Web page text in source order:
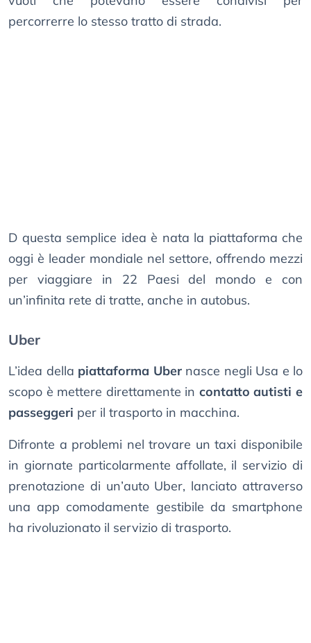
percorrerre lo stesso tratto di strada.
D questa semplice idea è nata la piattaforma che
oggi è leader mondiale nel settore, offrendo mezzi
per viaggiare in 22 Paesi del mondo e con
un’infinita rete di tratte, anche in autobus.
Uber
L’idea della piattaforma Ubernasce negli Usa e lo
scopo è mettere direttamente in contatto autisti e
passeggeri per il trasporto in macchina.
Difronte a problemi nel trovare un taxi disponibile
in giornate particolarmente affollate, il servizio di
prenotazione di un’auto Uber, lanciato attraverso
una app comodamente gestibile da smartphone
ha rivoluzionato il servizio di trasporto.